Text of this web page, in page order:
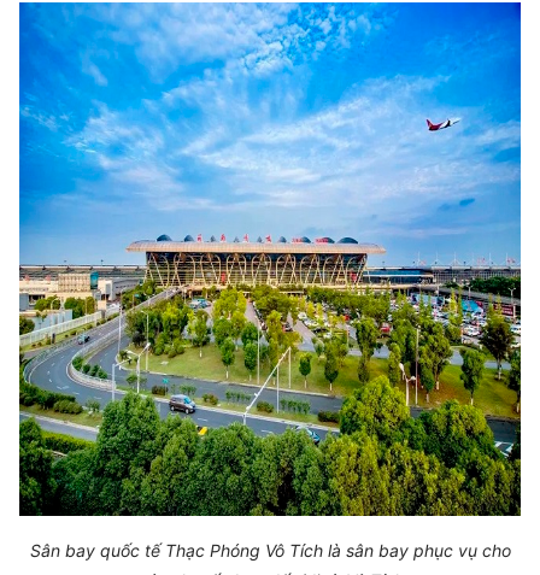
Sân bay quốc tế Thạc Phóng Vô Tích là sân bay phục vụ cho